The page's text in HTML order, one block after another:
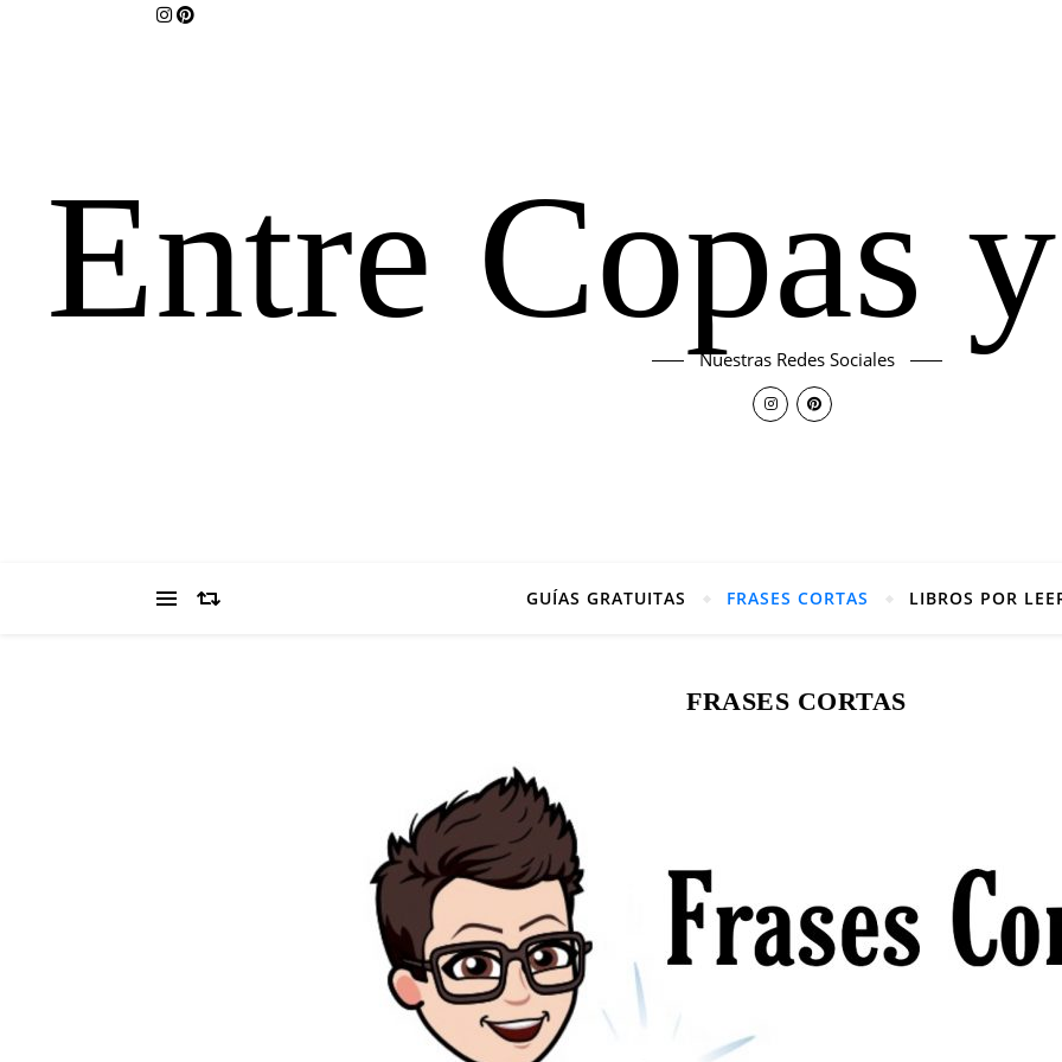
Entre Copas
Nuestras Redes Sociales
GUÍAS GRATUITAS FRASES CORTAS LIBROS POR
FRASES CORTAS